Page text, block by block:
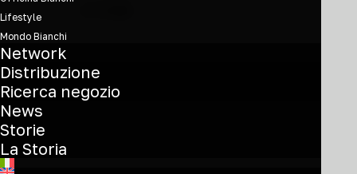
Lifestyle
Mondo Bianchi
Network
Distribuzione
Ricerca negozio
News
Storie
La Storia
possono
essere
YUB51